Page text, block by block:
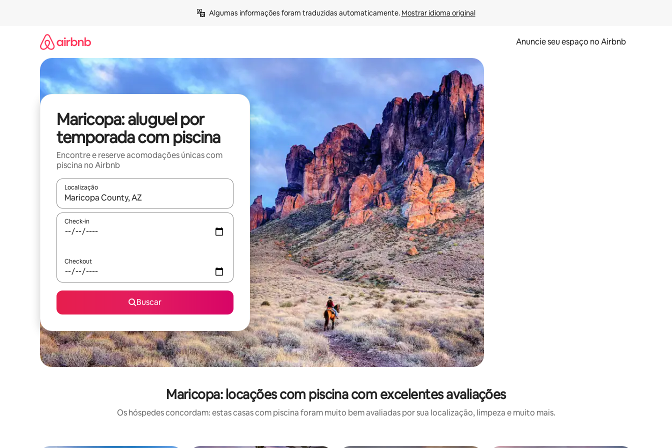
Algumas informações foram traduzidas automaticamente. Mostrar idioma original
Anuncie seu espaço no Airbnb
Maricopa: aluguel por
temporada com piscina
Encontre e reserve acomodações únicas com
piscina no Airbnb
Localização
Quando os resultados estiverem disponíveis, explore-os usando as seta para cima e para baixo do teclado ou tocando e deslizando o dedo na tela.
Check-in
Checkout
Buscar
Maricopa: locações com piscina com excelentes avaliações
Os hóspedes concordam: estas casas com piscina foram muito bem avaliadas por sua localização, limpeza e muito mais.